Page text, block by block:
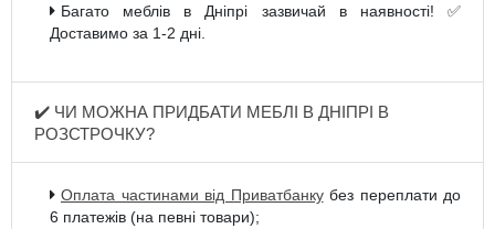
Багато меблів в Дніпрі зазвичай в наявності! ✅
Доставимо за 1-2 дні.
✔️ ЧИ МОЖНА ПРИДБАТИ МЕБЛІ В ДНІПРІ В
РОЗСТРОЧКУ?
Оплата частинами від Приватбанкубез переплати до
6 платежів (на певні товари);